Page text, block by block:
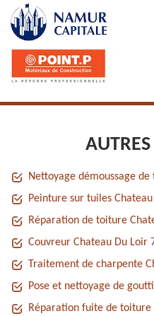
AUTRES
Nettoyage démoussage
Peinture sur tuiles
Réparation de toiture
Couvreur Chateau Du Loir
Traitement de charpente
Pose et nettoyage de
Réparation fuite de toiture